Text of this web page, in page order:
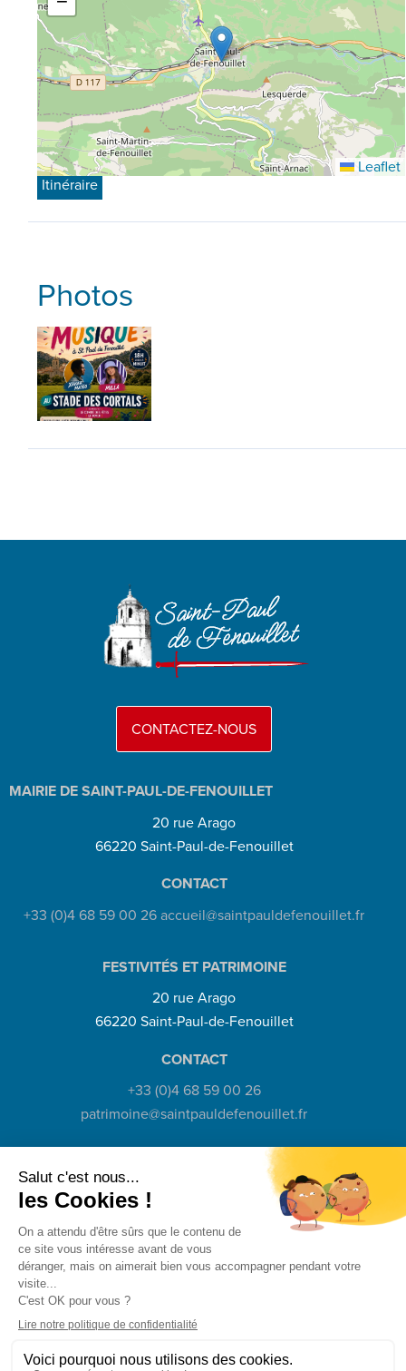
Leaflet
Itinéraire
Photos
CONTACTEZ-NOUS
MAIRIE DE SAINT-PAUL-DE-FENOUILLET
20 rue Arago
66220 Saint-Paul-de-Fenouillet
CONTACT
+33 (0)4 68 59 00 26accueil@saintpauldefenouillet.fr
FESTIVITÉS ET PATRIMOINE
20 rue Arago
66220 Saint-Paul-de-Fenouillet
CONTACT
+33 (0)4 68 59 00 26
patrimoine@saintpauldefenouillet.fr
Politique de confidentialité Plan de site–Mentions
légales
© Mairie Saint-Paul-De-Fenouillet 2025 – Site réalisé
avec♥parHybride Conseil